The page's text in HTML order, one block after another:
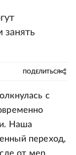
занять
ПОДЕЛИТЬСЯ
с
Наша
переход,